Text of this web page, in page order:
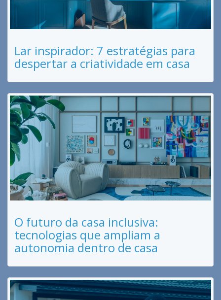
Lar inspirador: 7 estratégias para
despertar a criatividade em casa
O futuro da casa inclusiva:
tecnologias que ampliam a
autonomia dentro de casa